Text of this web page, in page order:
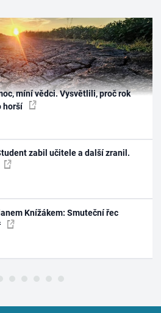
míní vědci. Vysvětlili, proč rok
horší
zabil učitele a další zranil.
Knížákem: Smuteční řec